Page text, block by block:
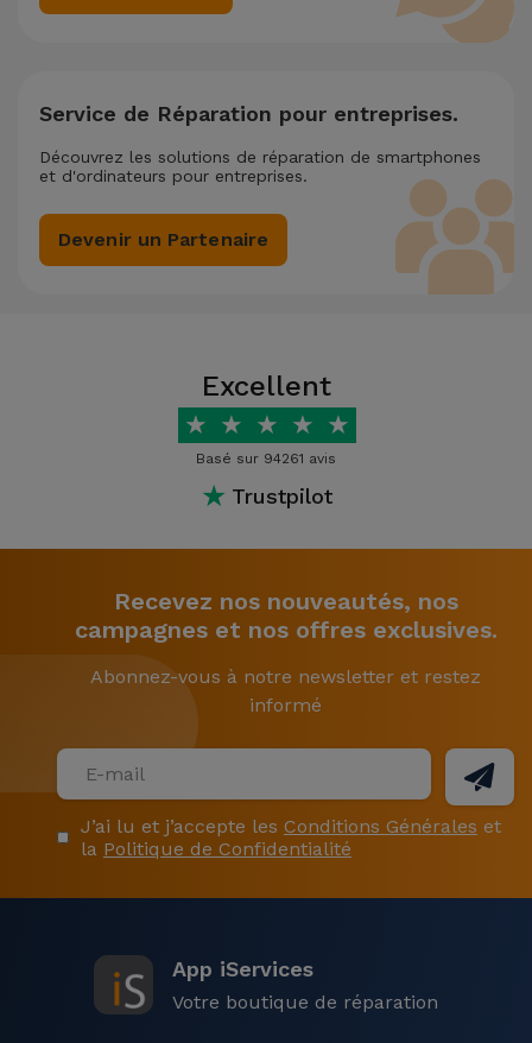
Service de Réparation pour entreprises.
Découvrez les solutions de réparation de smartphones
et d'ordinateurs pour entreprises.
Devenir un Partenaire
Excellent
★ ★ ★ ★ ★
Basé sur 94261 avis
★ Trustpilot
Recevez nos nouveautés, nos
campagnes et nos offres exclusives.
Abonnez-vous à notre newsletter et restez
informé
J’ai lu et j’accepte les Conditions Générales et
la Politique de Confidentialité
App iServices
Votre boutique de réparation